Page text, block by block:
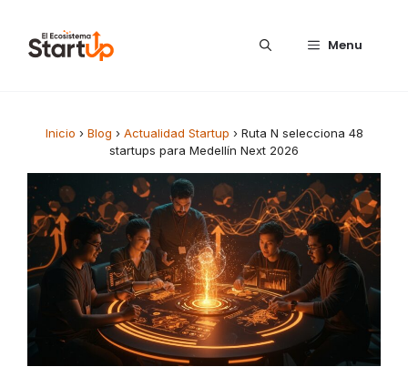
Menu
Inicio › Blog › Actualidad Startup › Ruta N selecciona 48
startups para Medellín Next 2026